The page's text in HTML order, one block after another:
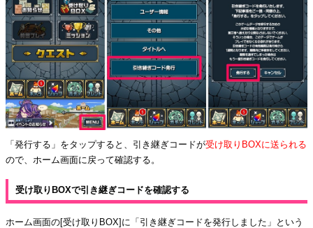
「発行する」をタップすると、引き継ぎコードが受け取りBOXに送られる
ので、ホーム画面に戻って確認する。
受け取りBOXで引き継ぎコードを確認する
ホーム画面の[受け取りBOX]に「引き継ぎコードを発行しました」という